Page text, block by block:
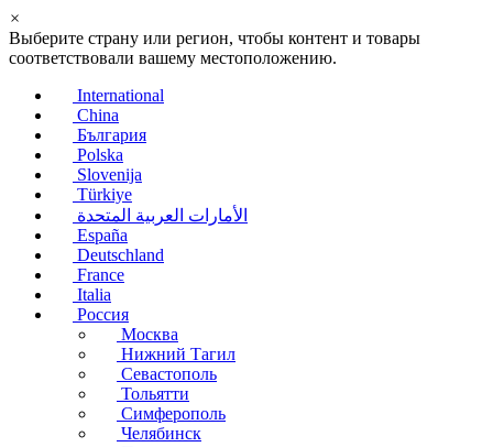
×
Выберите страну или регион, чтобы контент и товары
соответствовали вашему местоположению.
International
China
България
Polska
Slovenija
Türkiye
الأمارات العربية المتحدة
España
Deutschland
France
Italia
Россия
Москва
Нижний Тагил
Севастополь
Тольятти
Симферополь
Челябинск